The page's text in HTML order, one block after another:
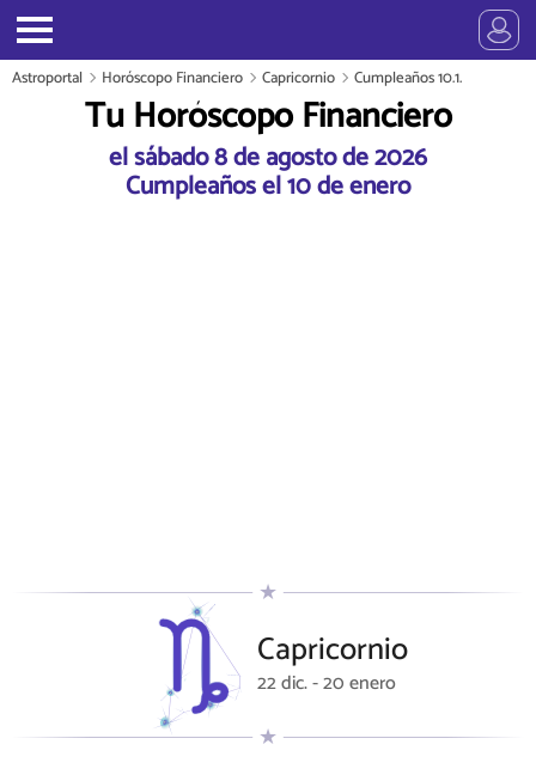
Astroportal Horóscopo Financiero Capricornio Cumpleaños 10.1.
Tu Horóscopo Financiero
el sábado 8 de agosto de 2026
Cumpleaños el 10 de enero
Capricornio
22 dic. - 20 enero